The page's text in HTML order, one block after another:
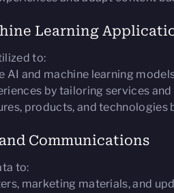
Learning
to:
AI and machine learning
by tailoring services
products, and technologies
Communications
to:
marketing materials, and